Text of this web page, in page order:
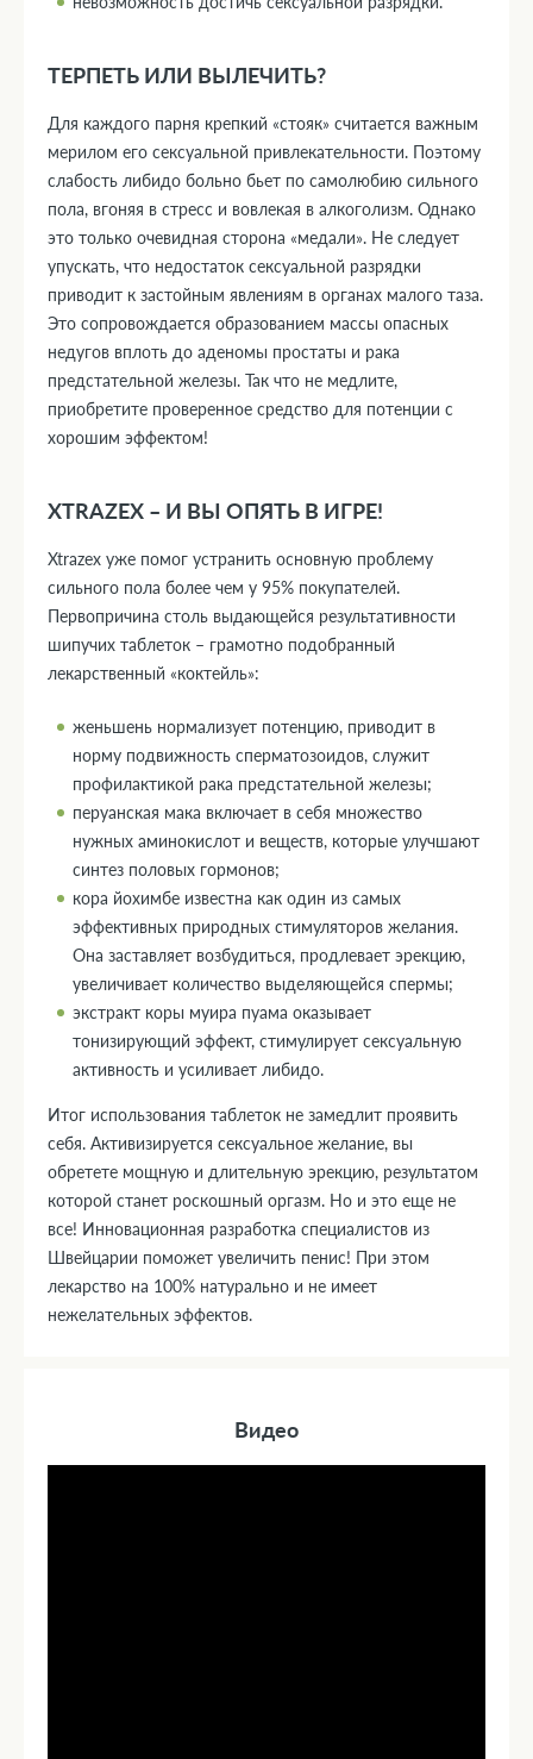
ТЕРПЕТЬ ИЛИ ВЫЛЕЧИТЬ?
Для каждого парня крепкий «стояк» считается важным
мерилом его сексуальной привлекательности. Поэтому
слабость либидо больно бьет по самолюбию сильного
пола, вгоняя в стресс и вовлекая в алкоголизм. Однако
это только очевидная сторона «медали». Не следует
упускать, что недостаток сексуальной разрядки
приводит к застойным явлениям в органах малого таза.
Это сопровождается образованием массы опасных
недугов вплоть до аденомы простаты и рака
предстательной железы. Так что не медлите,
приобретите проверенное средство для потенции с
хорошим эффектом!
XTRAZEX – И ВЫ ОПЯТЬ В ИГРЕ!
Xtrazex уже помог устранить основную проблему
сильного пола более чем у 95% покупателей.
Первопричина столь выдающейся результативности
шипучих таблеток – грамотно подобранный
лекарственный «коктейль»:
женьшень нормализует потенцию, приводит в
норму подвижность сперматозоидов, служит
профилактикой рака предстательной железы;
перуанская мака включает в себя множество
нужных аминокислот и веществ, которые улучшают
синтез половых гормонов;
кора йохимбе известна как один из самых
эффективных природных стимуляторов желания.
Она заставляет возбудиться, продлевает эрекцию,
увеличивает количество выделяющейся спермы;
экстракт коры муира пуама оказывает
тонизирующий эффект, стимулирует сексуальную
активность и усиливает либидо.
Итог использования таблеток не замедлит проявить
себя. Активизируется сексуальное желание, вы
обретете мощную и длительную эрекцию, результатом
которой станет роскошный оргазм. Но и это еще не
все! Инновационная разработка специалистов из
Швейцарии поможет увеличить пенис! При этом
лекарство на 100% натурально и не имеет
нежелательных эффектов.
Видео